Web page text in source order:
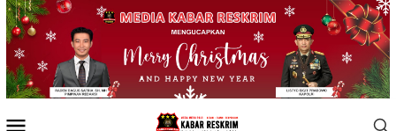
Loncat
ke
konten